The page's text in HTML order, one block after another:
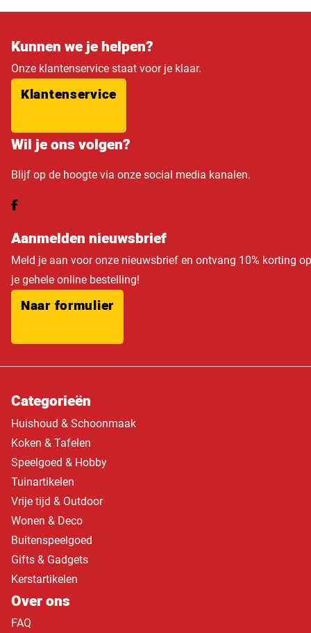
Kunnen we je helpen?
Onze klantenservice staat voor je klaar.
Klantenservice
Wil je ons volgen?
Blijf op de hoogte via onze social media kanalen.
Aanmelden nieuwsbrief
Meld je aan voor onze nieuwsbrief en ontvang 10% korting op
je gehele online bestelling!
Naar formulier
Categorieën
Huishoud & Schoonmaak
Koken & Tafelen
Speelgoed & Hobby
Tuinartikelen
Vrije tijd & Outdoor
Wonen & Deco
Buitenspeelgoed
Gifts & Gadgets
Kerstartikelen
Over ons
FAQ